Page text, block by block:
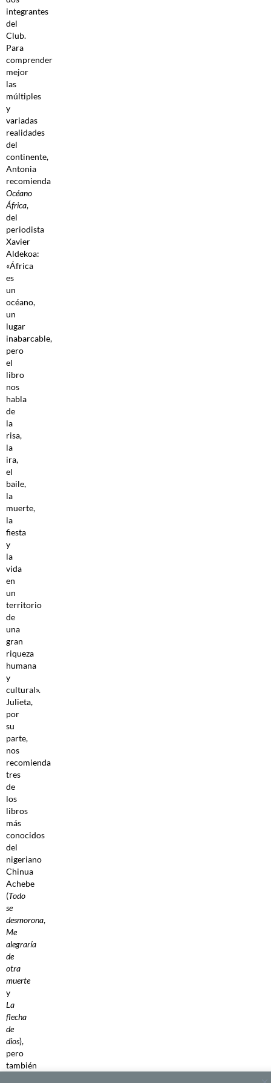
integrantes
del
Club.
Para
comprender
mejor
las
múltiples
y
variadas
realidades
del
continente,
Antonia
recomienda
Océano
África,
del
periodista
Xavier
Aldekoa:
«África
es
un
océano,
un
lugar
inabarcable,
pero
el
libro
nos
habla
de
la
risa,
la
ira,
el
baile,
la
muerte,
la
fiesta
y
la
vida
en
un
territorio
de
una
gran
riqueza
humana
y
cultural».
Julieta,
por
su
parte,
nos
recomienda
tres
de
los
libros
más
conocidos
del
nigeriano
Chinua
Achebe
(Todo
se
desmorona,
Me
alegraría
de
otra
muerte
y
La
flecha
de
dios),
pero
también